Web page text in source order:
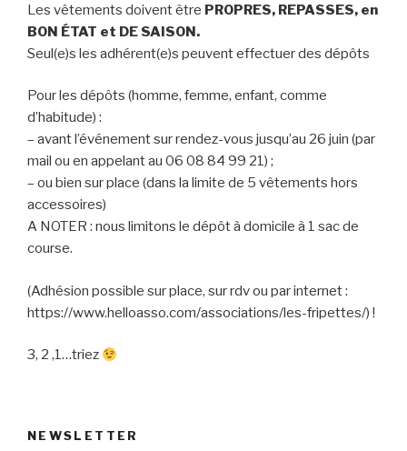
Les vêtements doivent être PROPRES, REPASSES, en
BON ÉTAT et DE SAISON.
Seul(e)s les adhérent(e)s peuvent effectuer des dépôts
Pour les dépôts (homme, femme, enfant, comme
d’habitude) :
– avant l’événement sur rendez-vous jusqu’au 26 juin (par
mail ou en appelant au ‭06 08 84 99 21‬) ;
– ou bien sur place (dans la limite de 5 vêtements hors
accessoires)
A NOTER : nous limitons le dépôt à domicile à 1 sac de
course.
(Adhésion possible sur place, sur rdv ou par internet :
https://www.helloasso.com/associations/les-fripettes/) !
3, 2 ,1…triez
NEWSLETTER